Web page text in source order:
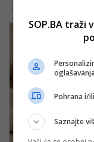
SOP.BA traži
Pohrana i/
Saznajte